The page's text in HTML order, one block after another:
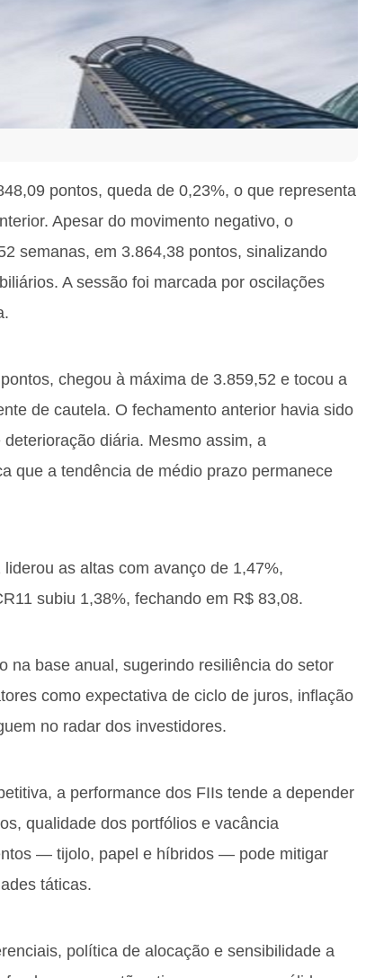
pontos, queda de 0,23%, o que representa
Apesar do movimento negativo, o
semanas, em 3.864,38 pontos, sinalizando
A sessão foi marcada por oscilações
chegou à máxima de 3.859,52 e tocou a
de cautela. O fechamento anterior havia sido
diária. Mesmo assim, a
que a tendência de médio prazo permanece
as altas com avanço de 1,47%,
subiu 1,38%, fechando em R$ 83,08.
na base anual, sugerindo resiliência do setor
como expectativa de ciclo de juros, inflação
no radar dos investidores.
a performance dos FIIs tende a depender
qualidade dos portfólios e vacância
— tijolo, papel e híbridos — pode mitigar
táticas.
política de alocação e sensibilidade a